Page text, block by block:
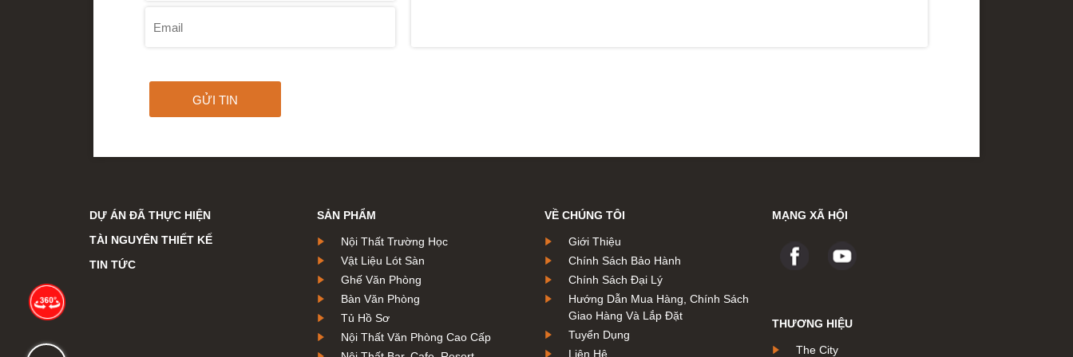
GỬI TIN
DỰ ÁN ĐÃ THỰC HIỆN
TÀI NGUYÊN THIẾT KẾ
TIN TỨC
SẢN PHẨM
Nội Thất Trường Học
Vật Liệu Lót Sàn
Ghế Văn Phòng
Bàn Văn Phòng
Tủ Hồ Sơ
Nội Thất Văn Phòng Cao Cấp
VỀ CHÚNG TÔI
Giới Thiệu
Chính Sách Bảo Hành
Chính Sách Đại Lý
Hướng Dẫn Mua Hàng, Chính Sách
Giao Hàng Và Lắp Đặt
Tuyển Dụng
Liên Hệ
MẠNG XÃ HỘI
THƯƠNG HIỆU
The City